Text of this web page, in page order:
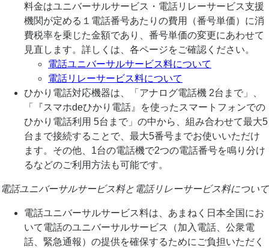
料金はユニバーサルサービス・電話リレーサービス支援
機関が定める１電話番号あたりの費用（番号単価）に消
費税率を乗じた金額であり、番号単価の変更にあわせて
見直します。詳しくは、各ページをご確認ください。
電話ユニバーサルサービス料について
電話リレーサービス料について
ひかり電話対応機器は、「アナログ電話機 2台まで」、
「『スマホdeひかり電話』を使ったスマートフォンでの
ひかり電話利用 5台まで」の中から、組み合わせて最大5
台まで接続することで、最大5番号までお使いいただけ
ます。その他、1台の電話機で2つの電話番号を鳴り分け
るなどのご利用方法も可能です。
電話ユニバーサルサービス料と電話リレーサービス料について
電話ユニバーサルサービス料は、あまねく日本全国にお
いて電話のユニバーサルサービス（加入電話、公衆電
話、緊急通報）の提供を確保するためにご負担いただく